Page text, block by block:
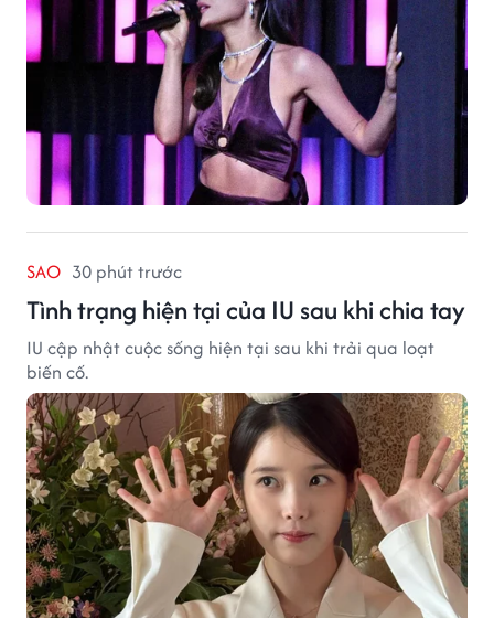
SAO 30 phút trước
Tình trạng hiện tại của IU sau khi chia tay
IU cập nhật cuộc sống hiện tại sau khi trải qua loạt
biến cố.